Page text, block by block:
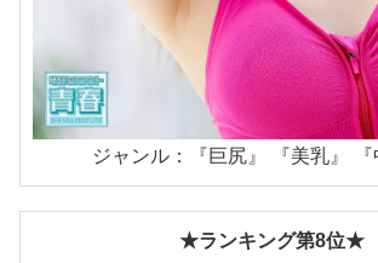
ジャンル：『巨尻』 『美乳』 『
★ランキング第8位★